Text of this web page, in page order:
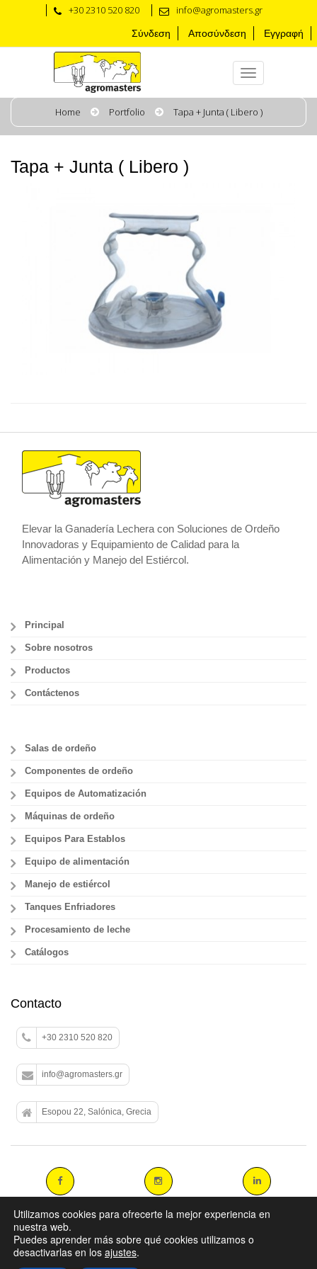
+30 2310 520 820 info@agromasters.gr
Σύνδεση Αποσύνδεση Εγγραφή
Home Portfolio Tapa + Junta ( Libero )
Tapa + Junta ( Libero )
Elevar la Ganadería Lechera con Soluciones de Ordeño
Innovadoras y Equipamiento de Calidad para la
Alimentación y Manejo del Estiércol.
Principal
Sobre nosotros
Productos
Contáctenos
Salas de ordeño
Componentes de ordeño
Equipos de Automatización
Máquinas de ordeño
Equipos Para Establos
Equipo de alimentación
Manejo de estiércol
Tanques Enfriadores
Procesamiento de leche
Catálogos
Contacto
+30 2310 520 820
info@agromasters.gr
Esopou 22, Salónica, Grecia
Copyright 2014 agromasters. - Web Design by
Utilizamos cookies para ofrecerte la mejor experiencia en
nuestra web.
Puedes aprender más sobre qué cookies utilizamos o
desactivarlas en los ajustes.